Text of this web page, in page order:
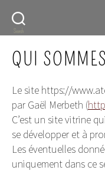
Search
QUI
Le site https://
par Gaël Merbeth (
C’est un site vitrine
se développer et à
Les éventuelles
uniquement dans ce